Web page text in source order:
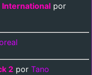
por
2 por Tano